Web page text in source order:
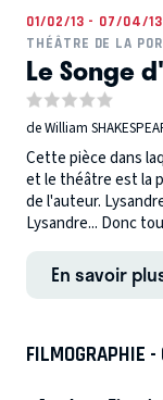
01/02/13 - 07/04/13
THÉÂTRE DE LA
Le Songe
de William
Cette pièce dans
et le théâtre est la
de l'auteur.
Lysandre... Donc
En savoir
FILMOGRAPHIE -